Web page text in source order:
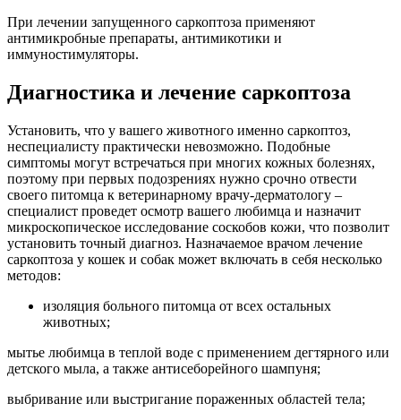
При лечении запущенного саркоптоза применяют
антимикробные препараты, антимикотики и
иммуностимуляторы.
Диагностика и лечение саркоптоза
Установить, что у вашего животного именно саркоптоз,
неспециалисту практически невозможно. Подобные
симптомы могут встречаться при многих кожных болезнях,
поэтому при первых подозрениях нужно срочно отвести
своего питомца к ветеринарному врачу-дерматологу –
специалист проведет осмотр вашего любимца и назначит
микроскопическое исследование соскобов кожи, что позволит
установить точный диагноз. Назначаемое врачом лечение
саркоптоза у кошек и собак может включать в себя несколько
методов:
изоляция больного питомца от всех остальных
животных;
мытье любимца в теплой воде с применением дегтярного или
детского мыла, а также антисеборейного шампуня;
выбривание или выстригание пораженных областей тела;